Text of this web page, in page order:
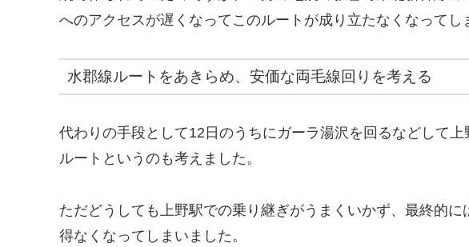
へのアクセスが遅くなってこのルートが成り立たなくなってし
水郡線ルートをあきらめ、安価な両毛線回りを考える
代わりの手段として12日のうちにガーラ湯沢を回るなどして
ルートというのも考えました。
ただどうしても上野駅での乗り継ぎがうまくいかず、最終的
得なくなってしまいました。